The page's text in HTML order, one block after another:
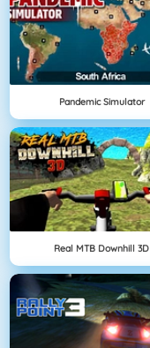
Pandemic Simulator
Real MTB Downhill 3D